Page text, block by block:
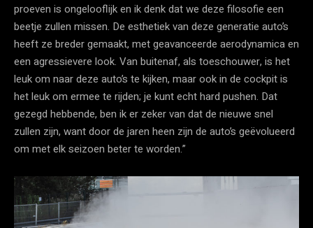
proeven is ongelooflijk en ik denk dat we deze filosofie een
beetje zullen missen. De esthetiek van deze generatie auto’s
heeft ze breder gemaakt, met geavanceerde aerodynamica en
een agressievere look. Van buitenaf, als toeschouwer, is het
leuk om naar deze auto’s te kijken, maar ook in de cockpit is
het leuk om ermee te rijden; je kunt echt hard pushen. Dat
gezegd hebbende, ben ik er zeker van dat de nieuwe snel
zullen zijn, want door de jaren heen zijn de auto’s geëvolueerd
om met elk seizoen beter te worden.”